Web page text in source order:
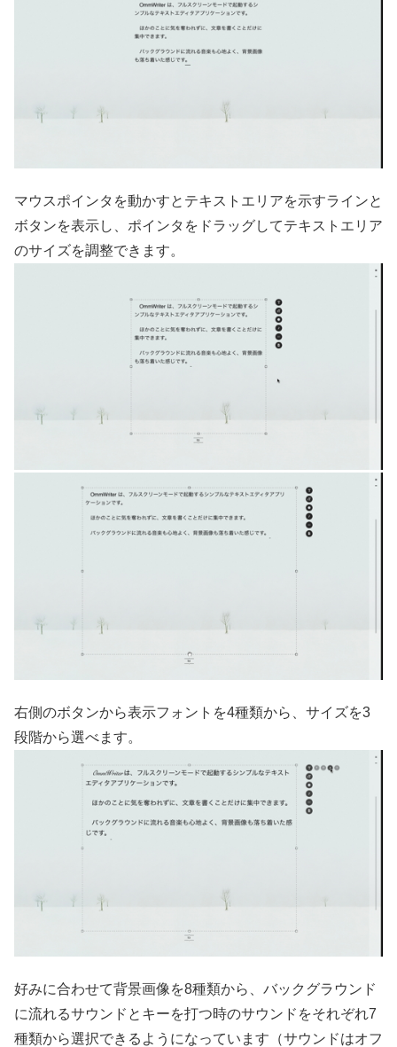
マウスポインタを動かすとテキストエリアを示すラインと
ボタンを表示し、ポインタをドラッグしてテキストエリア
のサイズを調整できます。
右側のボタンから表示フォントを4種類から、サイズを3
段階から選べます。
好みに合わせて背景画像を8種類から、バックグラウンド
に流れるサウンドとキーを打つ時のサウンドをそれぞれ7
種類から選択できるようになっています（サウンドはオフ